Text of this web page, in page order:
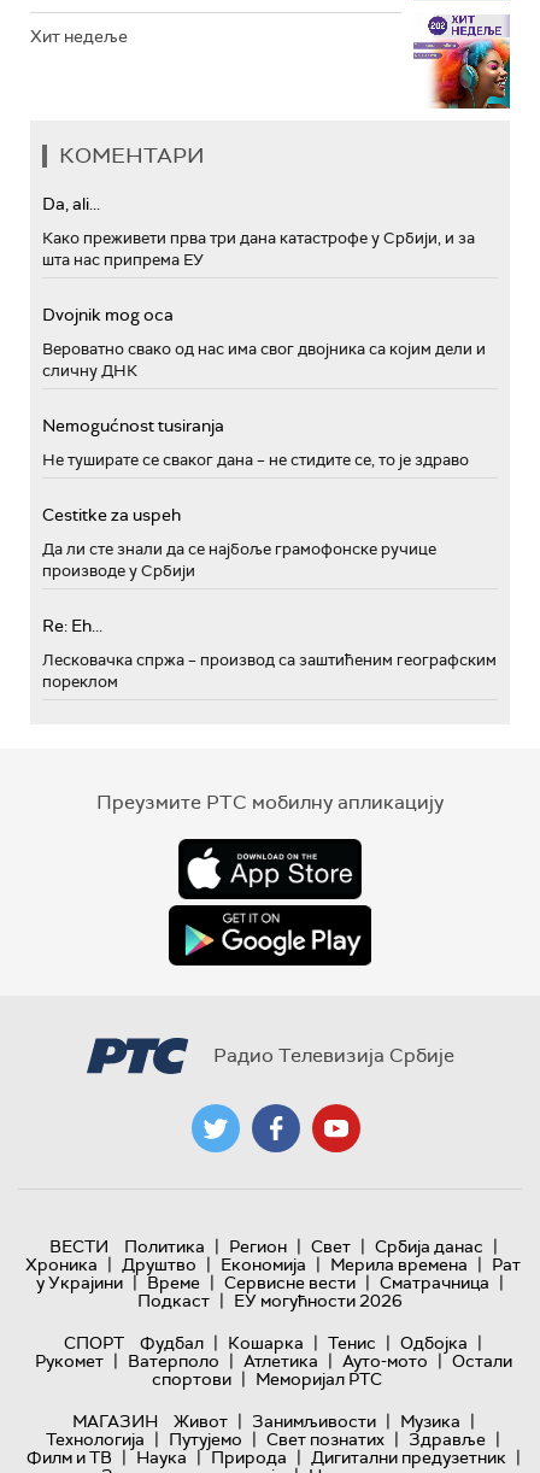
Хит недеље
КОМЕНТАРИ
Da, ali...
Како преживети прва три дана катастрофе у Србији, и за
шта нас припрема ЕУ
Dvojnik mog oca
Вероватно свако од нас има свог двојника са којим дели и
сличну ДНК
Nemogućnost tusiranja
Не туширате се сваког дана – не стидите се, то је здраво
Cestitke za uspeh
Да ли сте знали да се најбоље грамофонске ручице
производе у Србији
Re: Eh...
Лесковачка спржа – производ са заштићеним географским
пореклом
Преузмите РТС мобилну апликацију
Радио Телевизија Србије
ВЕСТИ Политика | Регион | Свет | Србија данас |
Хроника | Друштво | Економија | Мерила времена | Рат
у Украјини | Време | Сервисне вести | Сматрачница |
Подкаст | ЕУ могућности 2026
СПОРТ
Фудбал | Кошарка | Тенис | Одбојка |
Рукомет | Ватерполо | Атлетика | Ауто-мото | Остали
спортови | Меморијал РТС
МАГАЗИН
Живот | Занимљивости | Музика |
Технологијa | Путујемо | Свет познатих | Здравље |
Филм и ТВ | Наука | Природа | Дигитални предузетник |